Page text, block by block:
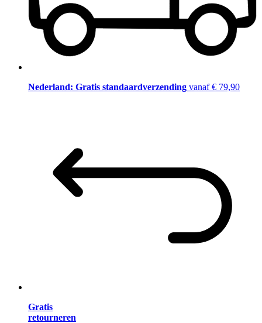
Nederland: Gratis standaardverzending vanaf € 79,90
Gratis
retourneren